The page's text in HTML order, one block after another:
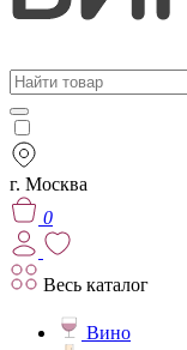
г. Москва
0
Весь каталог
Вино